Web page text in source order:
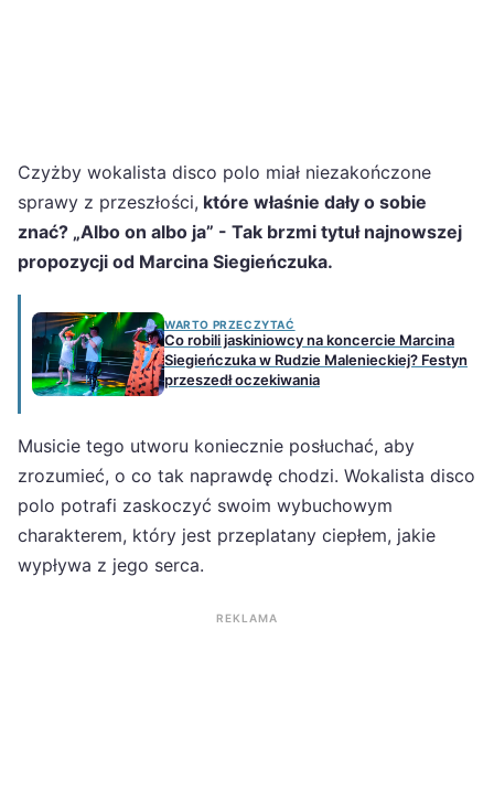
Czyżby wokalista disco polo miał niezakończone
sprawy z przeszłości, które właśnie dały o sobie
znać? „Albo on albo ja” - Tak brzmi tytuł najnowszej
propozycji od Marcina Siegieńczuka.
WARTO PRZECZYTAĆ
Co robili jaskiniowcy na koncercie Marcina
Siegieńczuka w Rudzie Malenieckiej? Festyn
przeszedł oczekiwania
Musicie tego utworu koniecznie posłuchać, aby
zrozumieć, o co tak naprawdę chodzi. Wokalista disco
polo potrafi zaskoczyć swoim wybuchowym
charakterem, który jest przeplatany ciepłem, jakie
wypływa z jego serca.
REKLAMA